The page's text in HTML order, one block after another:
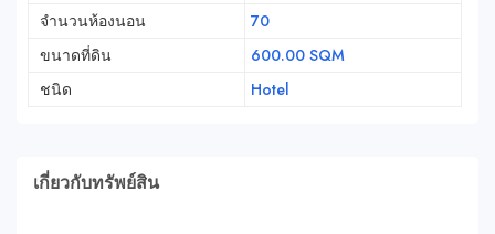
จำนวนห้องนอน
70
ขนาดที่ดิน
600.00 SQM
ชนิด
Hotel
เกี่ยวกับทรัพย์สิน